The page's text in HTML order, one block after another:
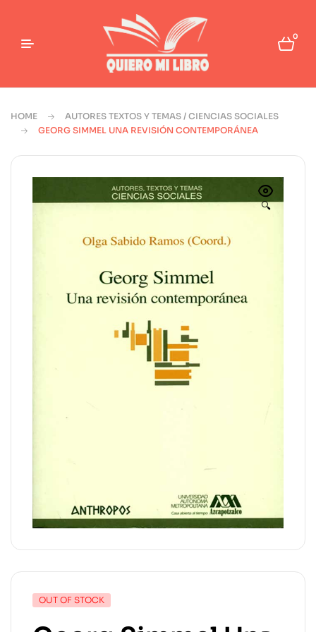
0
HOME
AUTORES TEXTOS Y TEMAS / CIENCIAS SOCIALES
GEORG SIMMEL UNA REVISIÓN CONTEMPORÁNEA
🔍
OUT OF STOCK